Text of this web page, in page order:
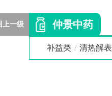
仲景中药
上一级
补益类 / 清热解表